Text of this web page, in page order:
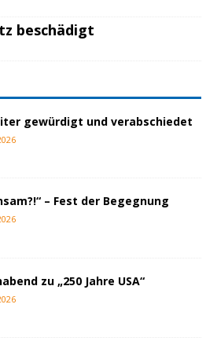
beschädigt
gewürdigt und verabschiedet
– Fest der Begegnung
zu „250 Jahre USA“